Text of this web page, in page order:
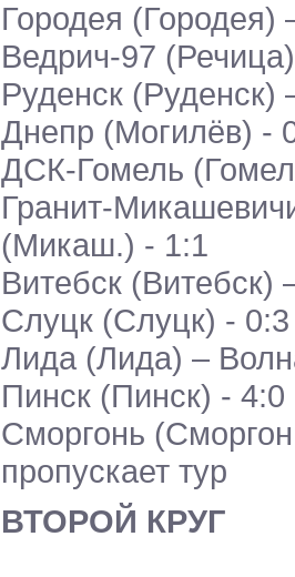
Городея (Городея)
Ведрич-97
Руденск (Руденск)
Днепр (Могилёв) -
ДСК-Гомель
Гранит-
(Микаш.) - 1:1
Витебск (Витебск)
Слуцк (Слуцк) - 0:3
Лида (Лида) –
Пинск (Пинск) - 4:0
Сморгонь
пропускает тур
ВТОРОЙ КРУГ